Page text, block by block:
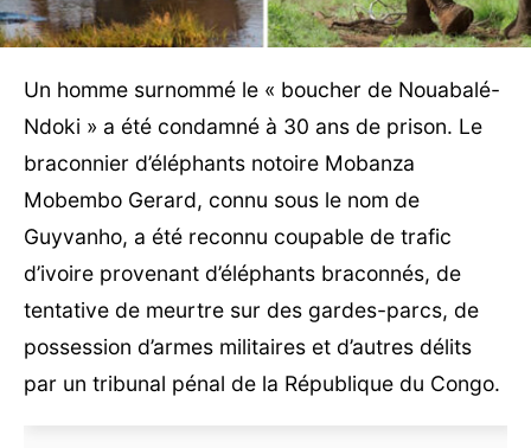
Un homme surnommé le « boucher de Nouabalé-
Ndoki » a été condamné à 30 ans de prison. Le
braconnier d’éléphants notoire Mobanza
Mobembo Gerard, connu sous le nom de
Guyvanho, a été reconnu coupable de trafic
d’ivoire provenant d’éléphants braconnés, de
tentative de meurtre sur des gardes-parcs, de
possession d’armes militaires et d’autres délits
par un tribunal pénal de la République du Congo.